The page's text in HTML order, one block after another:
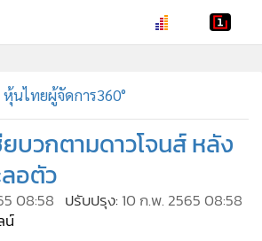
หุ้นไทยผู้จัดการ360°
บวกตามดาวโจนส์ หลัง
อตัว
08:58 ปรับปรุง: 10 ก.พ. 2565 08:58
น์